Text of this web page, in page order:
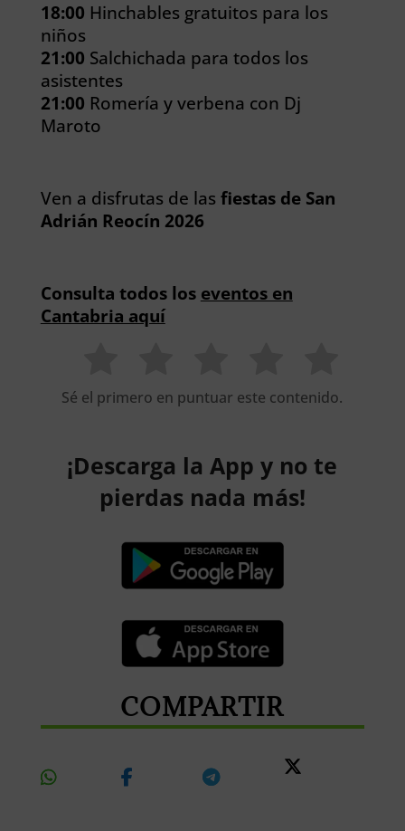
18:00 Hinchables gratuitos para los
niños
21:00 Salchichada para todos los
asistentes
21:00 Romería y verbena con Dj
Maroto
Ven a disfrutas de las fiestas de San
Adrián Reocín 2026
Consulta todos los eventos en
Cantabria aquí
Sé el primero en puntuar este contenido.
¡Descarga la App y no te
pierdas nada más!
COMPARTIR